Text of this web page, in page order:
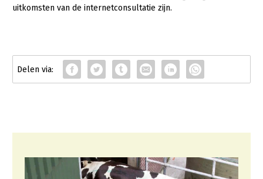
uitkomsten van de internetconsultatie zijn.